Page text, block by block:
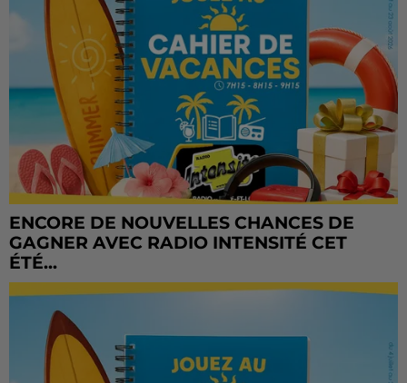
ENCORE DE NOUVELLES CHANCES DE
GAGNER AVEC RADIO INTENSITÉ CET
ÉTÉ...